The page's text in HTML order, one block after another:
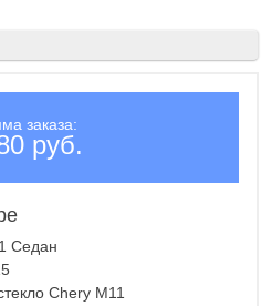
заказа:
руб.
Седан
Chery M11